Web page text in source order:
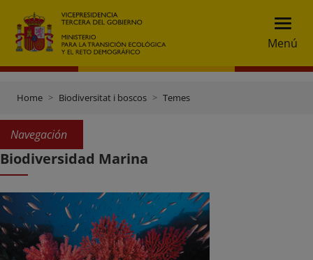
Menú
Home Biodiversitat i boscos Temes
Navegación
Biodiversidad Marina